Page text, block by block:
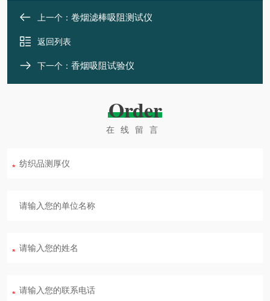
上一个： 卷烟滤棒吸阻测试仪
返回列表
下一个： 香烟吸阻试验仪
Order
在线留言